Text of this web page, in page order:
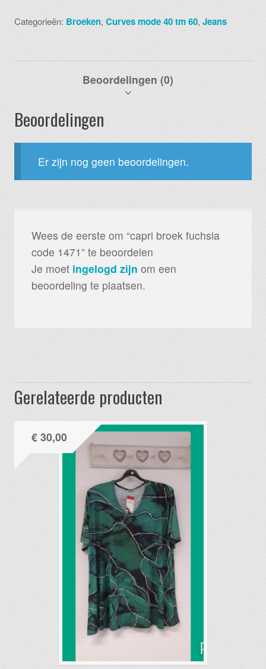
Categorieën: Broeken,Curves mode 40 tm 60,Jeans
Beoordelingen (0)
Beoordelingen
Er zijn nog geen beoordelingen.
Wees de eerste om “capri broek fuchsia
code 1471” te beoordelen
Je moet ingelogd zijn om een
beoordeling te plaatsen.
Gerelateerde producten
€30,00